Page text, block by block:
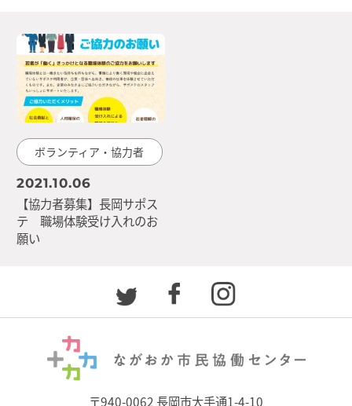
ボランティア・協力者
2021.10.06
【協力者募集】長岡サポス
テ 職場体験受け入れのお
願い
〒940-0062 長岡市大手通1-4-10